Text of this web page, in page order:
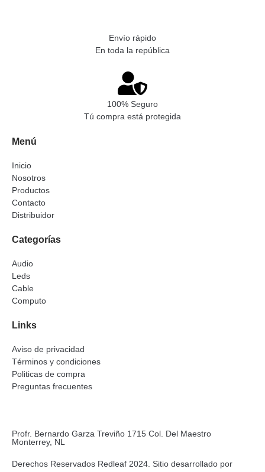
Envío rápido
En toda la república
100% Seguro
Tú compra está protegida
Menú
Inicio
Nosotros
Productos
Contacto
Distribuidor
Categorías
Audio
Leds
Cable
Computo
Links
Aviso de privacidad
Términos y condiciones
Politicas de compra
Preguntas frecuentes
Profr. Bernardo Garza Treviño 1715 Col. Del Maestro
Monterrey, NL
Derechos Reservados Redleaf 2024. Sitio desarrollado por